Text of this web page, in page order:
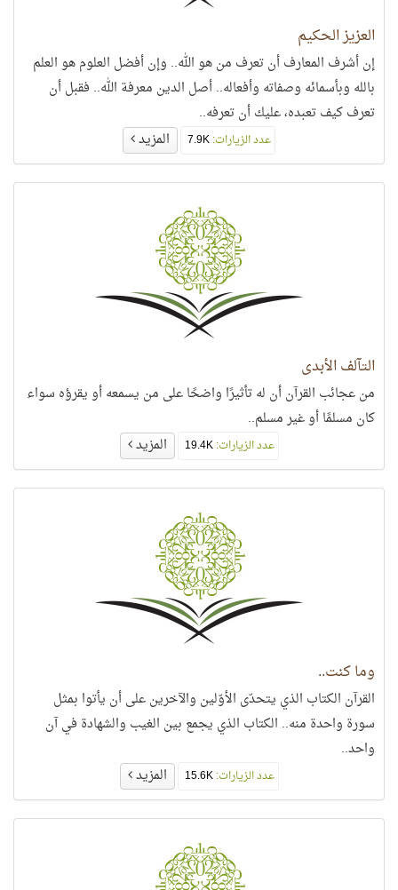
العزيز الحكيم
إن أشرف المعارف أن تعرف من هو الله.. وإن أفضل العلوم هو العلم
بالله وبأسمائه وصفاته وأفعاله.. أصل الدين معرفة الله.. فقبل أن
تعرف كيف تعبده، عليك أن تعرفه..
عدد الزيارات: المزيد
التآلف الأبدي
من عجائب القرآن أن له تأثيرًا واضحًا على من يسمعه أو يقرؤه سواء
كان مسلمًا أو غير مسلم..
عدد الزيارات:19.4K المزيد
وما كنت..
القرآن الكتاب الذي يتحدّى الأوّلين والآخرين على أن يأتوا بمثل
سورة واحدة منه.. الكتاب الذي يجمع بين الغيب والشهادة في آن
واحد..
عدد الزيارات:15.6K المزيد